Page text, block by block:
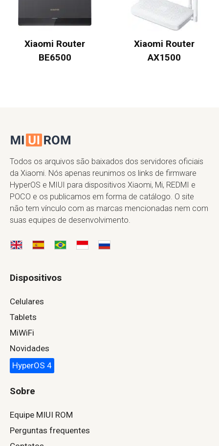
Xiaomi Router
BE6500
Xiaomi Router
AX1500
Todos os arquivos são baixados dos servidores oficiais
da Xiaomi. Nós apenas reunimos os links de firmware
HyperOS e MIUI para dispositivos Xiaomi, Mi, REDMI e
POCO e os publicamos em forma de catálogo. O site
não tem vínculo com as marcas mencionadas nem com
suas equipes de desenvolvimento.
Dispositivos
Celulares
Tablets
MiWiFi
Novidades
HyperOS 4
Sobre
Equipe MIUI ROM
Perguntas frequentes